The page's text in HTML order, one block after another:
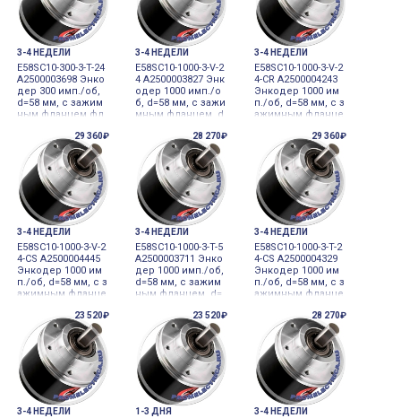
3-4 НЕДЕЛИ
E58SC10-300-3-T-24
A2500003698 Энко
дер 300 имп./об,
d=58 мм, с зажим
ным фланцем фл
ла 10 мм, 300 им
п./об., А, В, Z, ком
плементарный в
ыход, 12-24 В=
±5%, кабель без р
азъема 12-2
3-4 НЕДЕЛИ
E58SC10-1000-3-V-2
4 A2500003827 Энк
одер 1000 имп./о
б, d=58 мм, c зажи
мным фланцем, d
нкрементальный
датчик углового
перемещения
3-4 НЕДЕЛИ
E58SC10-1000-3-V-2
4-CR A2500004243
Энкодер 1000 им
п./об, d=58 мм, c з
ажимным фланце
DC инкременталь
ный датчик углов
ого перемещени
29 360₽
3-4 НЕДЕЛИ
E58SC10-1000-3-V-2
4-CS A2500004445
Энкодер 1000 им
п./об, d=58 мм, c з
ажимным фланце
DC инкременталь
ный датчик углов
ого перемещени
28 270₽
3-4 НЕДЕЛИ
E58SC10-1000-3-T-5
A2500003711 Энко
дер 1000 имп./об,
d=58 мм, c зажим
ным фланцем, d=
ментальный датч
ик углового пере
мещения
29 360₽
3-4 НЕДЕЛИ
E58SC10-1000-3-T-2
4-CS A2500004329
Энкодер 1000 им
п./об, d=58 мм, c з
ажимным фланце
Z, комплементар
ный выход, 12-24
В=±5%, разъем сб
оку 12-24VDC инкр
ементальный дат
чик угло
23 520₽
3-4 НЕДЕЛИ
23 520₽
1-3 ДНЯ
28 270₽
3-4 НЕДЕЛИ